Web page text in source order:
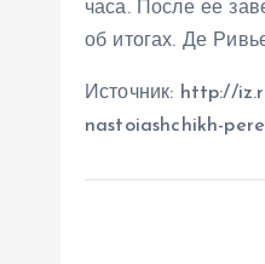
часа. После ее
об итогах. Де
Источник: http://
nastoiashchikh-